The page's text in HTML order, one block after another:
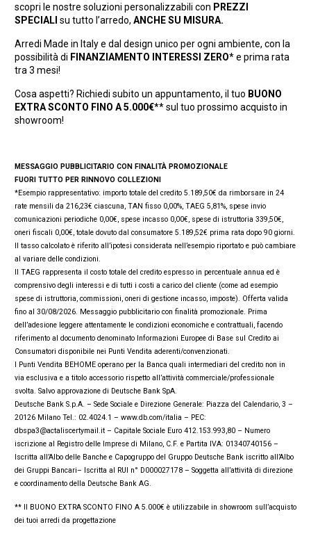
scopri le nostre soluzioni personalizzabili con PREZZI
SPECIALI su tutto l’arredo, ANCHE SU MISURA.
Arredi Made in Italy e dal design unico per ogni ambiente, con la
possibilità di FINANZIAMENTO INTERESSI ZERO* e prima rata
tra 3 mesi!
Cosa aspetti? Richiedi subito un appuntamento, il tuo BUONO
EXTRA SCONTO FINO A 5.000€** sul tuo prossimo acquisto in
showroom!
MESSAGGIO PUBBLICITARIO CON FINALITÀ PROMOZIONALE
FUORI TUTTO PER RINNOVO COLLEZIONI
*Esempio rappresentativo: importo totale del credito 5.189,50€ da rimborsare in 24
rate mensili da 216,23€ ciascuna, TAN fisso 0,00%, TAEG 5,81%, spese invio
comunicazioni periodiche 0,00€, spese incasso 0,00€, spese di istruttoria 339,50€,
oneri fiscali 0,00€, totale dovuto dal consumatore 5.189,52€ prima rata dopo 90 giorni.
Il tasso calcolato è riferito all’ipotesi considerata nell’esempio riportato e può cambiare
al variare delle condizioni.
Il TAEG rappresenta il costo totale del credito espresso in percentuale annua ed è
comprensivo degli interessi e di tutti i costi a carico del cliente (come ad esempio
spese di istruttoria, commissioni, oneri di gestione incasso, imposte). Offerta valida
fino al 30/08/2026. Messaggio pubblicitario con finalità promozionale. Prima
dell’adesione leggere attentamente le condizioni economiche e contrattuali, facendo
riferimento al documento denominato Informazioni Europee di Base sul Credito ai
Consumatori disponibile nei Punti Vendita aderenti/convenzionati.
I Punti Vendita BEHOME operano per la Banca quali intermediari del credito non in
via esclusiva e a titolo accessorio rispetto all’attività commerciale/professionale
svolta. Salvo approvazione di Deutsche Bank SpA.
Deutsche Bank S.p.A. – Sede Sociale e Direzione Generale: Piazza del Calendario, 3 –
20126 Milano Tel.: 02.4024.1 – www.db.com/italia – PEC:
dbspa3@actaliscertymail.it – Capitale Sociale Euro 412.153.993,80 – Numero
iscrizione al Registro delle Imprese di Milano, C.F. e Partita IVA: 01340740156 –
Iscritta all’Albo delle Banche e Capogruppo del Gruppo Deutsche Bank iscritto all’Albo
dei Gruppi Bancari– Iscritta al RUI n° D000027178 – Soggetta all’attività di direzione
e coordinamento della Deutsche Bank AG.
** Il BUONO EXTRA SCONTO FINO A 5.000€ è utilizzabile in showroom sull’acquisto
dei tuoi arredi da progettazione